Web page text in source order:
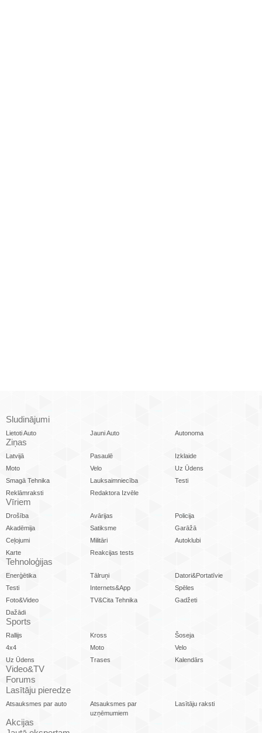
Sludinājumi
Lietoti Auto Jauni Auto Autonoma
Ziņas
Latvijā Pasaulē
Izklaide
Moto
Velo
Uz Ūdens
Smagā Tehnika
Lauksaimniecība
Testi
Reklāmraksti
Redaktora Izvēle
Vīriem
Drošība Avārijas
Policija
Akadēmija
Satiksme
Garāžā
Ceļojumi
Militāri
Autoklubi
Karte
Reakcijas tests
Tehnoloģijas
Enerģētika Tālruņi
Datori&Portatīvie
Testi
Internets&App
Spēles
Foto&Video
TV&Cita Tehnika
Gadžeti
Dažādi
Sports
Rallijs Kross
Šoseja
4x4
Moto
Velo
Uz Ūdens
Trases Kalendārs
Video&TV
Forums
Lasītāju pieredze
Atsauksmes par auto
Atsauksmes par
uzņēmumiem
Lasītāju raksti
Akcijas